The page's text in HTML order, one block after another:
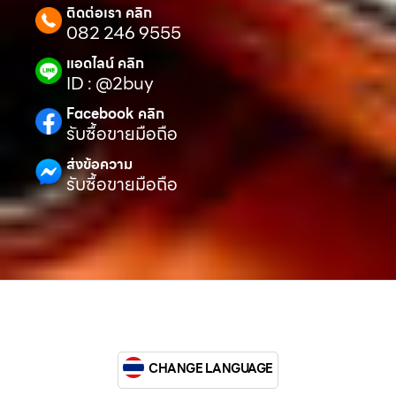
ติดต่อเรา คลิก
082 246 9555
แอดไลน์ คลิก
ID : @2buy
Facebook คลิก
รับซื้อขายมือถือ
ส่งข้อความ
รับซื้อขายมือถือ
CHANGE LANGUAGE